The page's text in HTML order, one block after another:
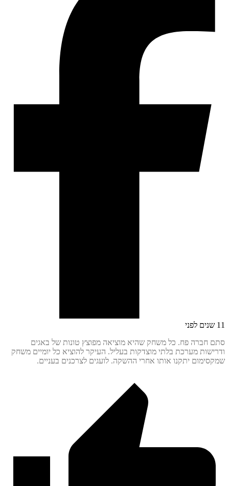
חברה פח. כל משחק שהיא מוציאה מפוצץ טונות של באגים
מערכת בלתי מוצדקות בעליל. העיקר להוציא כל יומיים משחק
יתקנו אותו אחרי ההשקה. לועגים לצרכנים בעניים.